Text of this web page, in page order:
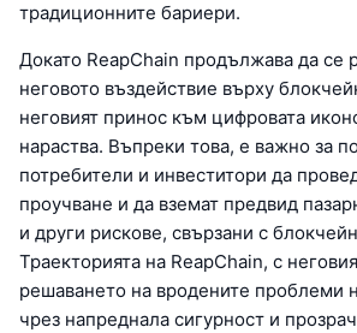
традиционните бариери.
Докато ReapChain продължава да се
неговото въздействие върху
неговият принос към цифровата
нараства. Въпреки това, е важно за
потребители и инвеститори да
проучване и да вземат предвид
и други рискове, свързани с
Траекторията на ReapChain, с
решаването на вродените проблеми
чрез напреднала сигурност и